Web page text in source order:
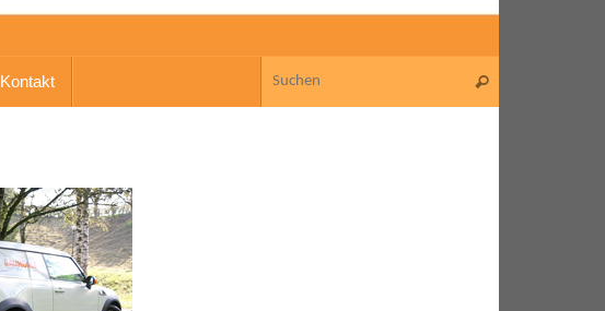
Kontakt